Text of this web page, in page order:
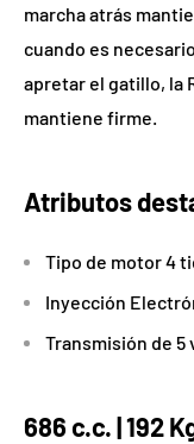
marcha atrás
cuando es
apretar el gatillo, la
mantiene firme.
Atributos
Tipo de motor 4
Inyección
Transmisión de 5
686 c.c. |192